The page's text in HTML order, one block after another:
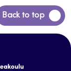
Back to top
Siirry
takaisin